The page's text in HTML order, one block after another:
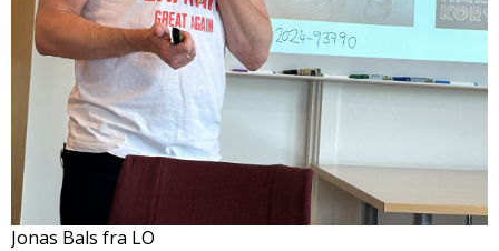
Jonas Bals fra LO